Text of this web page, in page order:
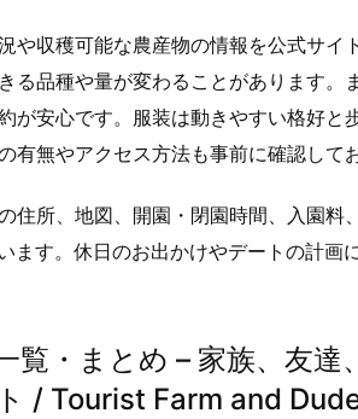
や収穫可能な農産物の情報を公式サイ
る品種や量が変わることがあります。
が安心です。服装は動きやすい格好と
無やアクセス方法も事前に確認して
住所、地図、開園・閉園時間、入園料
す。休日のお出かけやデートの計画
覧・まとめ – 家族、友
/ Tourist Farm and